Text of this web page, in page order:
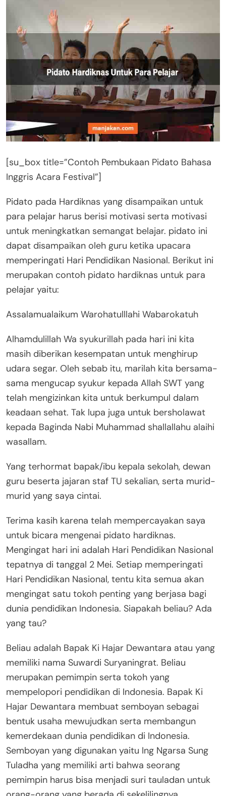
[su_box title=”Contoh Pembukaan Pidato Bahasa
Inggris Acara Festival”]
Pidato pada Hardiknas yang disampaikan untuk
para pelajar harus berisi motivasi serta motivasi
untuk meningkatkan semangat belajar. pidato ini
dapat disampaikan oleh guru ketika upacara
memperingati Hari Pendidikan Nasional. Berikut ini
merupakan contoh pidato hardiknas untuk para
pelajar yaitu:
Assalamualaikum Warohatulllahi Wabarokatuh
Alhamdulillah Wa syukurillah pada hari ini kita
masih diberikan kesempatan untuk menghirup
udara segar. Oleh sebab itu, marilah kita bersama-
sama mengucap syukur kepada Allah SWT yang
telah mengizinkan kita untuk berkumpul dalam
keadaan sehat. Tak lupa juga untuk bersholawat
kepada Baginda Nabi Muhammad shallallahu alaihi
wasallam.
Yang terhormat bapak/ibu kepala sekolah, dewan
guru beserta jajaran staf TU sekalian, serta murid-
murid yang saya cintai.
Terima kasih karena telah mempercayakan saya
untuk bicara mengenai pidato hardiknas.
Mengingat hari ini adalah Hari Pendidikan Nasional
tepatnya di tanggal 2 Mei. Setiap memperingati
Hari Pendidikan Nasional, tentu kita semua akan
mengingat satu tokoh penting yang berjasa bagi
dunia pendidikan Indonesia. Siapakah beliau? Ada
yang tau?
Beliau adalah Bapak Ki Hajar Dewantara atau yang
memiliki nama Suwardi Suryaningrat. Beliau
merupakan pemimpin serta tokoh yang
mempelopori pendidikan di Indonesia. Bapak Ki
Hajar Dewantara membuat semboyan sebagai
bentuk usaha mewujudkan serta membangun
kemerdekaan dunia pendidikan di Indonesia.
Semboyan yang digunakan yaitu Ing Ngarsa Sung
Tuladha yang memiliki arti bahwa seorang
pemimpin harus bisa menjadi suri tauladan untuk